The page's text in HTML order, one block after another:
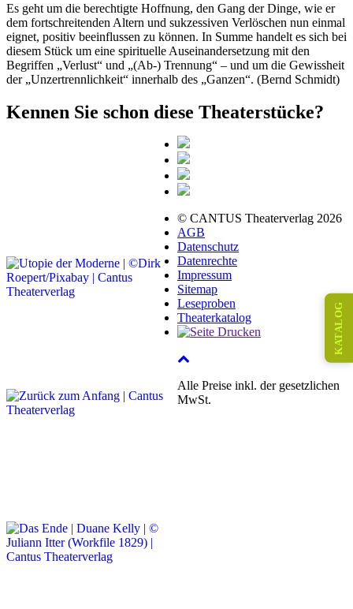
Es geht um die berechtigte Hoffnung, den Gang der Dinge, wie er
dem fortschreitenden Altern und sukzessiven Verlöschen nun einmal
eignet, positiv beeinflussen zu können. In Summe handelt es sich bei
diesem Stück um eine spirituelle Auseinandersetzung mit den
Begriffen „Verlust“ und „(Ab-) Trennung“ – und um die Gewissheit
der „Unzertrennlichkeit“ innerhalb des „Ganzen“. (Bernd Schmidt)
Kennen Sie schon diese Theaterstücke?
© CANTUS Theaterverlag 2026
AGB
Datenschutz
Datenrechte
Impressum
Sitemap
Leseproben
Theaterkatalog
Alle Preise inkl. der gesetzlichen
MwSt.
KATALOG